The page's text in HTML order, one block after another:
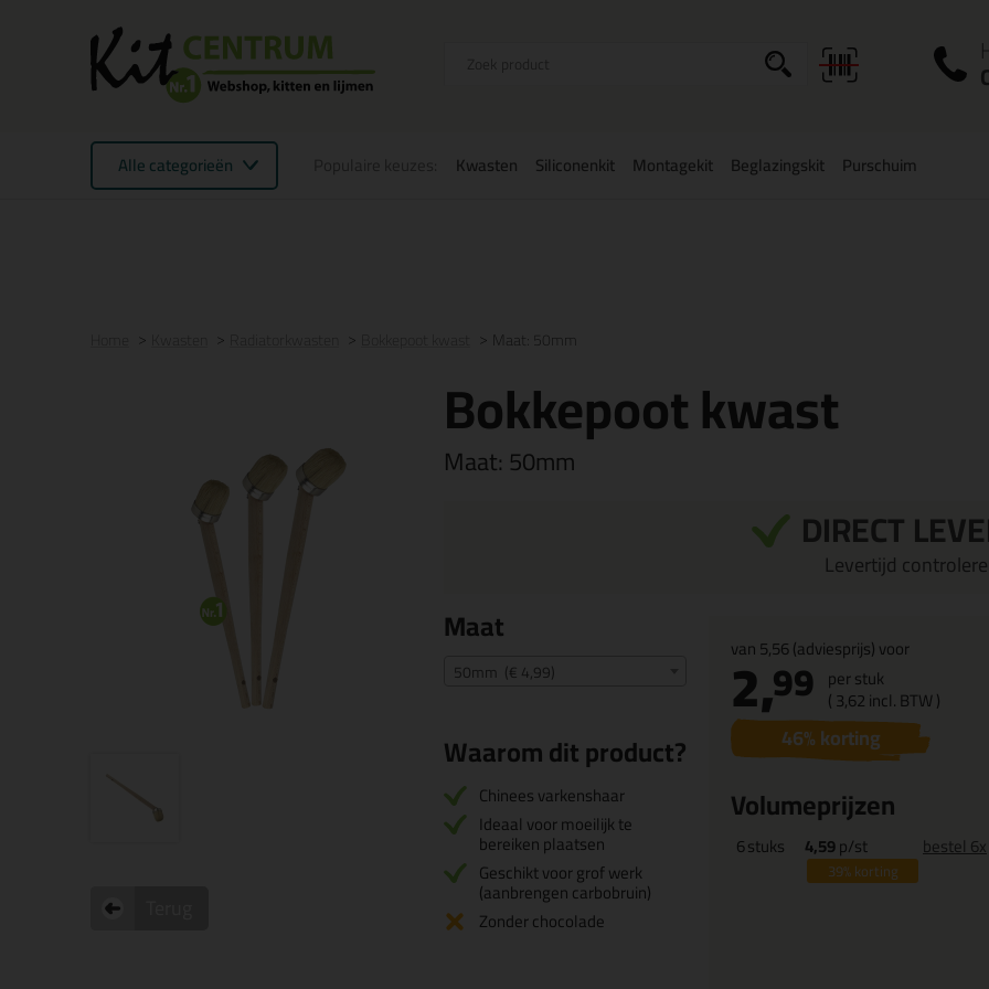
Alle categorieën Kwasten Siliconenkit Montagekit Beglazingskit Purschuim
Maat: 50mm
Bokkepoot kwast
Maat: 50mm
DIRECT
Levertijd
Maat
50mm (€ 4,99)
Waarom dit product?
Chinees varkenshaar
Ideaal voor moeilijk te
bereiken plaatsen
Geschikt voor grof werk
(aanbrengen carbobruin)
Zonder chocolade
van5,56(adviesprijs) voor
2,99 per stuk
(3,62incl. BTW )
46% korting
Volumeprijzen
6stuks 4,59p/st
39%korting
bestel 6x